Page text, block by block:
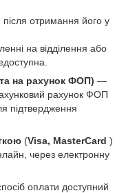
отримання його у
на відділення або
на рахунок ФОП) —
рахунок ФОП
підтвердження
(Visa, MasterCard )
через електронну
оплати доступний